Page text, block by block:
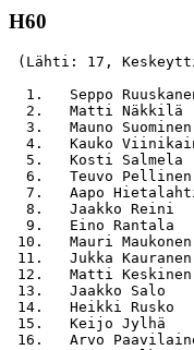
H60
(Lähti: 17,
1.   Seppo
2.   Matti
3.   Mauno
4.   Kauko
5.   Kosti
6.   Teuvo
7.   Aapo
8.   Jaakko Reini
9.   Eino Rantala
10.   Mauri
11.   Jukka
12.   Matti
13.   Jaakko
14.   Heikki
15.   Keijo
16.   Arvo